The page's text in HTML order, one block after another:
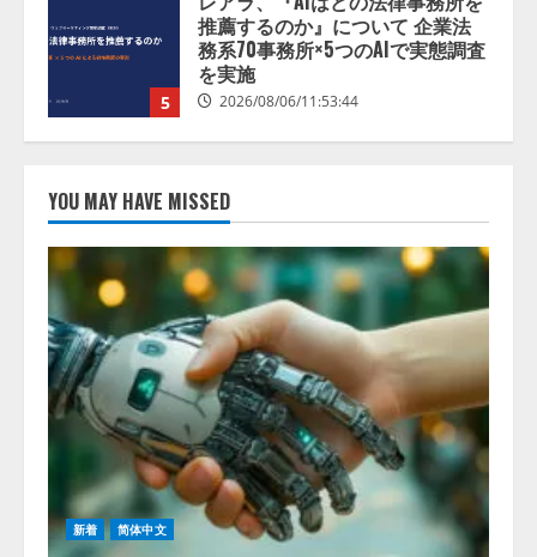
1
井 誠（@myui）が入社。「セール
スAIエージェントOS」「営業領域
の業界特化LLM」の開発とAI研究
開発をリード
「TinhVan Technologies JSC.」と業
務提携
2026/08/06/14:54:32
3
藤原竜也がAIで組織の改善点を見
抜く！ SKYSEA Client View 新テ
レビCM公開！ 新オプション！ AI
が組織の業務実態を分析し労務改
善を支援。 藤原竜也メイキング
動画公開 「もしAIが自分を分析し
たら、すぐ休めと言われる自信が
ある」「昨年の夏はカブトムシを
捕まえたり、虫と戦ったり…」
2026/08/06/14:54:31
アシストAIテラス、ガバナンス機
能を備えたAIエージェントプラッ
トフォーム「QueryPie AIP」を提
供開始
YOU MAY HAVE MISSED
新着 简体中文